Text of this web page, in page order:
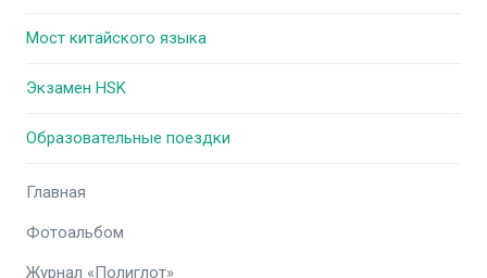
Мост китайского языка
Экзамен HSK
Образовательные поездки
Главная
Фотоальбом
Журнал «Полиглот»